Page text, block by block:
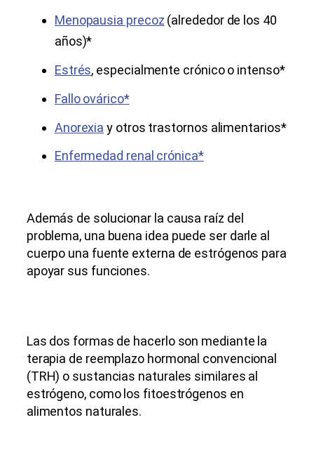
Menopausia precoz (alrededor de los 40
años)*
Estrés, especialmente crónico o intenso*
Fallo ovárico*
Anorexia y otros trastornos alimentarios*
Enfermedad renal crónica*
Además de solucionar la causa raíz del
problema, una buena idea puede ser darle al
cuerpo una fuente externa de estrógenos para
apoyar sus funciones.
Las dos formas de hacerlo son mediante la
terapia de reemplazo hormonal convencional
(TRH) o sustancias naturales similares al
estrógeno, como los fitoestrógenos en
alimentos naturales.